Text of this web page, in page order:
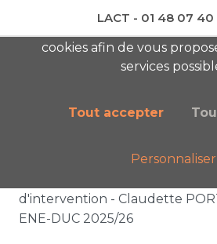
Boutique
d'intervention - Claudette
ENE-DUC 2025/26
cookies afin de vous
services
Tout accepter
Personnaliser
LACT - 01 48 07